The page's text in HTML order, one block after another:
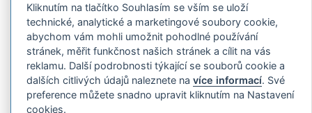
Hledej-hosting.cz - webhosting, VPS
hosting
Přehled webhostingových, multihosting a VPS
hosting programů s možností jejich
pokročilého vyhledávání a porovnávání.
Najděte si jednoduše vhodný hosting.
Kliknutím na tlačítko Souhlasím se vším se uloží
technické, analytické a marketingové soubory cookie,
abychom vám mohli umožnit pohodlné používání
stránek, měřit funkčnost našich stránek a cílit na vás
reklamu. Další podrobnosti týkající se souborů cookie a
dalších citlivých údajů naleznete navíce informací. Své
preference můžete snadno upravit kliknutím na Nastavení
cookies.